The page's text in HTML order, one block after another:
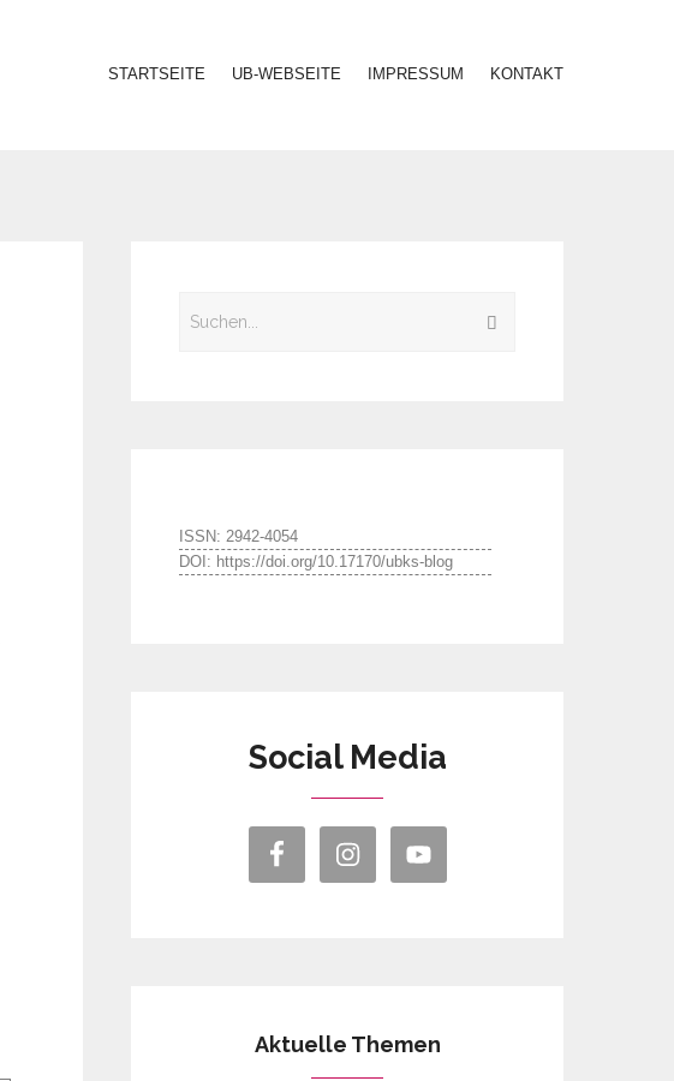
STARTSEITE UB-WEBSEITE IMPRESSUM KONTAKT
ISSN: 2942-4054
DOI: https://doi.org/10.17170/ubks-blog
Social Media
Aktuelle Themen